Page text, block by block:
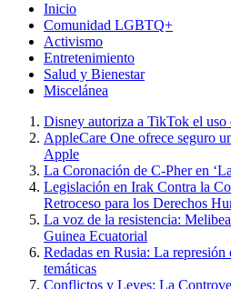
Inicio
Comunidad LGBTQ+
Activismo
Entretenimiento
Salud y Bienestar
Miscelánea
Disney autoriza a TikTok el uso
AppleCare One ofrece seguro
Apple
La Coronación de C-Pher en
Legislación en Irak Contra la
Retroceso para los Derechos
La voz de la resistencia:
Guinea Ecuatorial
Redadas en Rusia: La represión
temáticas
Conflictos y Leyes: La